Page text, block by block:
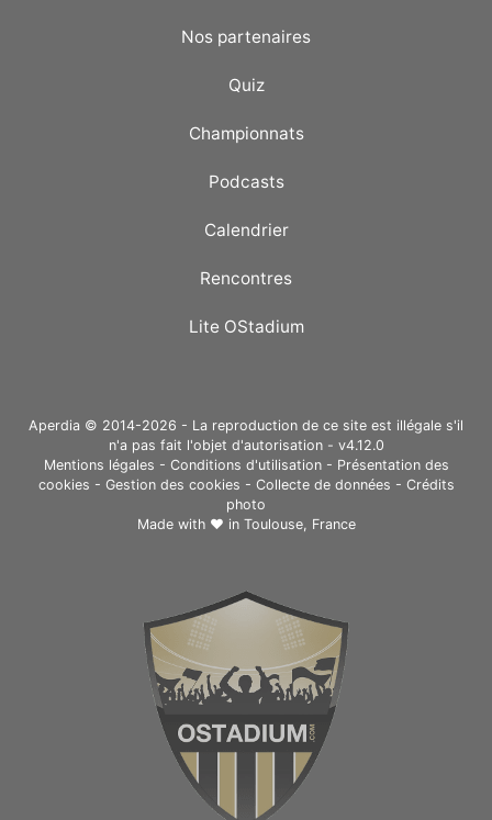
Nos partenaires
Quiz
Championnats
Podcasts
Calendrier
Rencontres
Lite OStadium
Aperdia © 2014-2026 - La reproduction de ce site est illégale s'il
n'a pas fait l'objet d'autorisation - v4.12.0
Mentions légales - Conditions d'utilisation- Présentation des
cookies - Gestion des cookies - Collecte de données - Crédits
photo
Made with ❤ in Toulouse, France